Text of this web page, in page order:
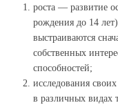
роста — развитие
рождения до 14
выстраиваются
собственных
способностей;
исследования
в различных видах